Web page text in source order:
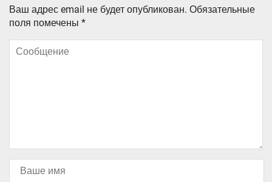
Ваш адрес email не будет опубликован. Обязательные
поля помечены *